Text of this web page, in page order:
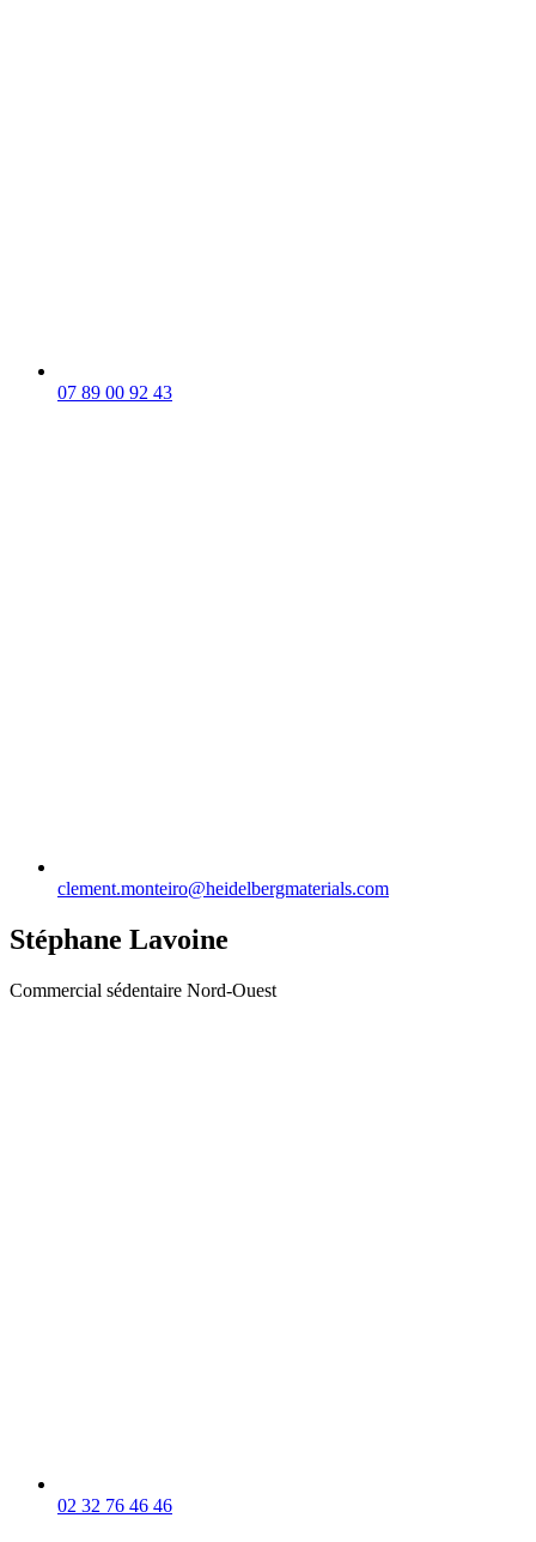
07 89 00 92 43
clement.monteiro​@heidelbergmaterials.com
Stéphane Lavoine
Commercial sédentaire Nord-Ouest
02 32 76 46 46